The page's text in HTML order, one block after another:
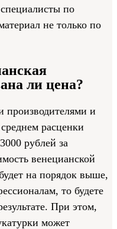
по
не только по
ли цена?
производителями и
расценки
рублей за
венецианской
на порядок выше,
то будете
При этом,
может